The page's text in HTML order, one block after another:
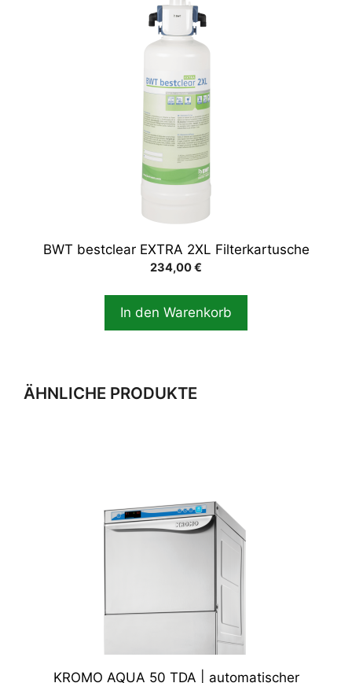
BWT bestclear EXTRA 2XL Filterkartusche
234,00€
In den Warenkorb
ÄHNLICHE PRODUKTE
KROMO AQUA 50 TDA | automatischer